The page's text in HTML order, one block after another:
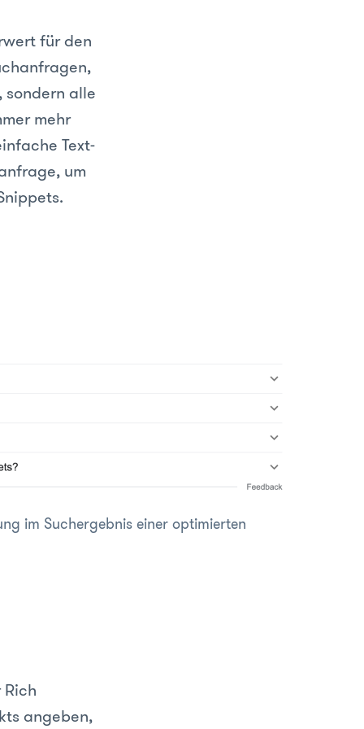
für den
sondern alle
mehr
Text-
um
im Suchergebnis einer optimierten
angeben,